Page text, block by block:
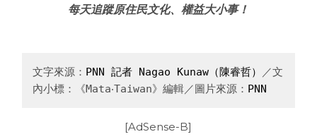
每天追蹤原住民文化、權益大小事！
文字來源： PNN 記者 Nagao Kunaw（陳睿哲）
／文
內小標：《Mata‧Taiwan》編輯／圖片來源： PNN
[AdSense-B]